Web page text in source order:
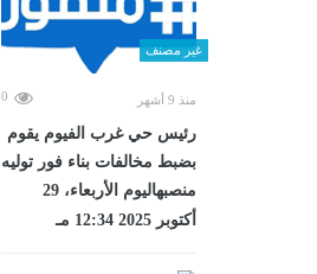
غير مصنف
منذ 9 أشهر 0
رئيس حي غرب الفيوم يقوم
بضبط مخالفات بناء فور توليه
منصبهاليوم الأربعاء، 29
أكتوبر 2025 12:34 مـ